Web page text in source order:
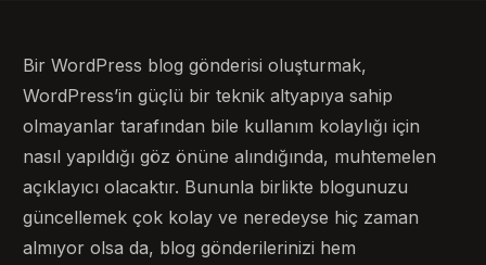
Bir WordPress blog gönderisi oluşturmak,
WordPress’in güçlü bir teknik altyapıya sahip
olmayanlar tarafından bile kullanım kolaylığı için
nasıl yapıldığı göz önüne alındığında, muhtemelen
açıklayıcı olacaktır. Bununla birlikte blogunuzu
güncellemek çok kolay ve neredeyse hiç zaman
almıyor olsa da, blog gönderilerinizi hem